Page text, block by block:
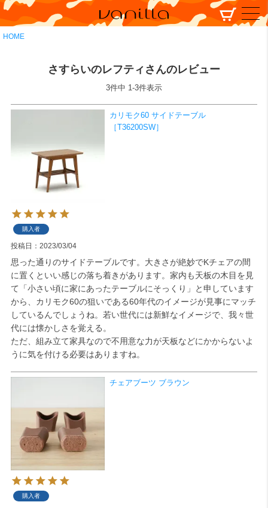
HOME
検索
さすらいのレフティさんのレビュー
3件中 1-3件表示
カリモク60 サイドテーブル
［T36200SW］
購入者
投稿日 2023/03/04
思った通りのサイドテーブルです。大きさが絶妙でKチェアの間
に置くといい感じの落ち着きがあります。家内も天板の木目を見
て「小さい頃に家にあったテーブルにそっくり」と申しています
から、カリモク60の狙いである60年代のイメージが見事にマッチ
しているんでしょうね。若い世代には新鮮なイメージで、我々世
代には懐かしさを覚える。
ただ、組み立て家具なので不用意な力が天板などにかからないよ
うに気を付ける必要はありますね。
チェアブーツ ブラウン
購入者